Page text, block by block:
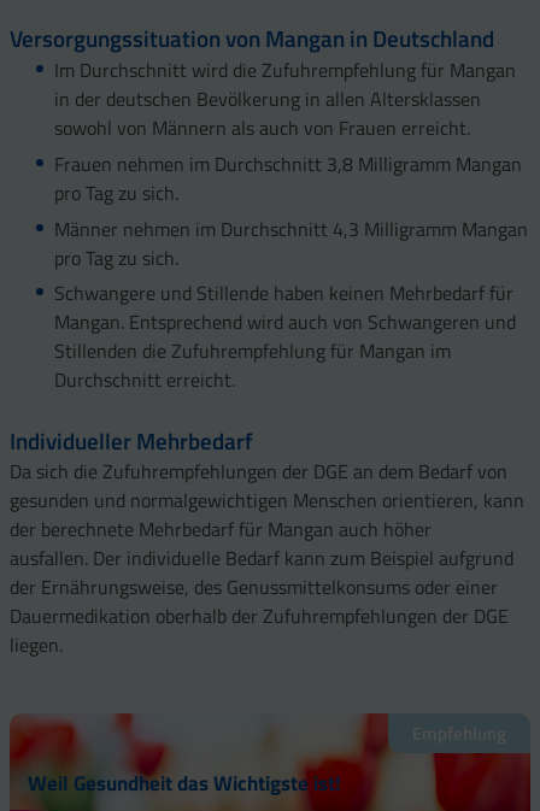
Versorgungssituation von Mangan in Deutschland
Im Durchschnitt wird die Zufuhrempfehlung für Mangan
in der deutschen Bevölkerung in allen Altersklassen
sowohl von Männern als auch von Frauen erreicht.
Frauen nehmen im Durchschnitt 3,8 Milligramm Mangan
pro Tag zu sich.
Männer nehmen im Durchschnitt 4,3 Milligramm Mangan
pro Tag zu sich.
Schwangere und Stillende haben keinen Mehrbedarf für
Mangan. Entsprechend wird auch von Schwangeren und
Stillenden die Zufuhrempfehlung für Mangan im
Durchschnitt erreicht.
Individueller Mehrbedarf
Da sich die Zufuhrempfehlungen der DGE an dem Bedarf von
gesunden und normalgewichtigen Menschen orientieren, kann
der berechnete Mehrbedarf für Mangan auch höher
ausfallen. Der individuelle Bedarf kann zum Beispiel aufgrund
der Ernährungsweise, des Genussmittelkonsums oder einer
Dauermedikation oberhalb der Zufuhrempfehlungen der DGE
liegen.
Empfehlung
Weil Gesundheit das Wichtigste ist!